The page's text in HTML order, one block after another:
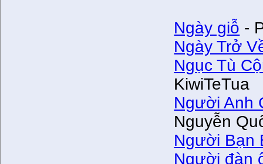
Ngày giỗ -
Ngày Trở
Ngục Tù
KiwiTeTua
Người Anh
Nguyễn
Người Bạn
Người đàn